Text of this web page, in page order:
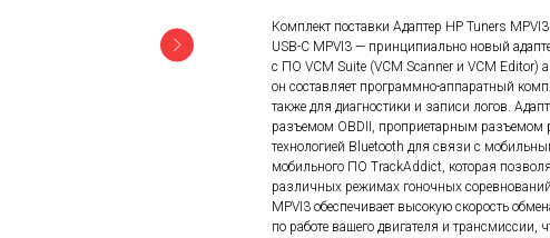
Комплект поставки Адаптер HP Tuners
USB-C MPVI3 — принципиально новый
с ПО VCM Suite (VCM Scanner и VCM Editor)
он составляет программно-аппаратный
также для диагностики и записи логов.
разъемом OBDII, проприетарным
технологией Bluetooth для связи с
мобильного ПО TrackAddict, которая
различных режимах гоночных
MPVI3 обеспечивает высокую скорость
по работе вашего двигателя и трансмиссии,